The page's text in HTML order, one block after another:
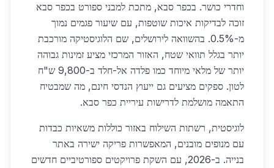
וחדרי כושר. בכפר סבא, מתכת למבני ספורט בכפר סבא
זוכה לבדיקות איכות שוטפות, עם שיעור פגמים נמוך
מ-0.5%. בהשוואה לירושלים, שם הלוגיסטיקה מורכבת
יותר בגלל תוואי שטח, האזור המרכזי מציע זמינות גבוהה
יותר של מלאי מיוחד כמו פלדה אל-חלד ב-9,800 ש"ח
לטון. ספקים מציעים גם ייעוץ הנדסי חינם, מה שמבטיח
התאמה מושלמת לדרישות עיריית כפר סבא.
לוגיסטית, רשתות השילוח באזור כוללות משאיות כבדות
עם מנופים מובנים, המאפשרות פריקה ישירה באתר
בנייה. ב-2026, עם השקת פרויקטים ספורטיביים חדשים